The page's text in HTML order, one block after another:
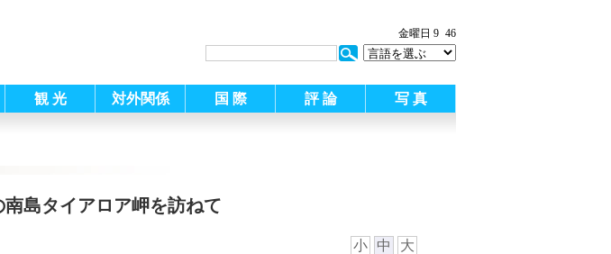
金曜日 9 46
観 光 対外関係 国 際 評 論 写 真
島タイアロア岬を訪ねて
小 中 大